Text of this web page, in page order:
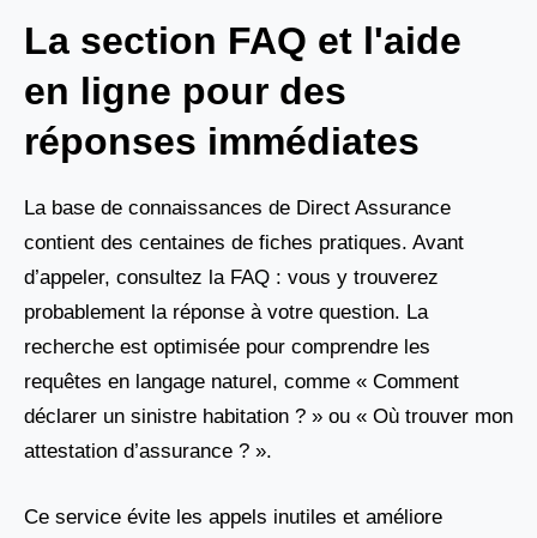
La section FAQ et l'aide
en ligne pour des
réponses immédiates
La base de connaissances de Direct Assurance
contient des centaines de fiches pratiques. Avant
d’appeler, consultez la FAQ : vous y trouverez
probablement la réponse à votre question. La
recherche est optimisée pour comprendre les
requêtes en langage naturel, comme « Comment
déclarer un sinistre habitation ? » ou « Où trouver mon
attestation d’assurance ? ».
Ce service évite les appels inutiles et améliore